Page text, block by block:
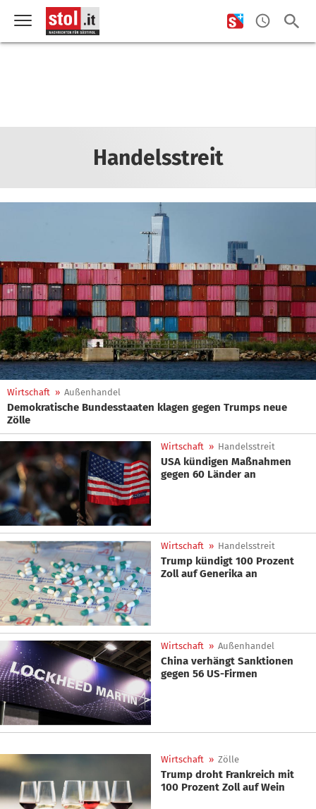
Handelsstreit
Wirtschaft » Außenhandel
Demokratische Bundesstaaten klagen gegen Trumps neue
Zölle
Wirtschaft » Handelsstreit
USA kündigen Maßnahmen
gegen 60 Länder an
Wirtschaft » Handelsstreit
Trump kündigt 100 Prozent
Zoll auf Generika an
Wirtschaft » Außenhandel
China verhängt Sanktionen
gegen 56 US-Firmen
Wirtschaft » Zölle
Trump droht Frankreich mit
100 Prozent Zoll auf Wein